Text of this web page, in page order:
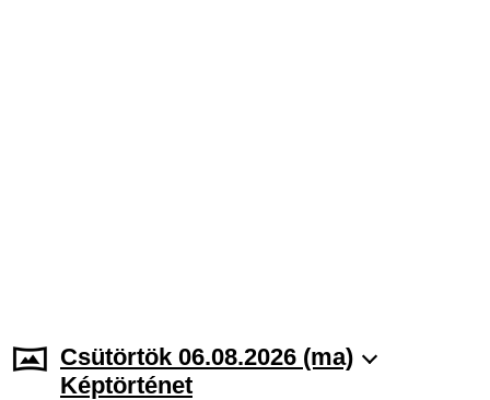
Csütörtök 06.08.2026 (ma)
Képtörténet